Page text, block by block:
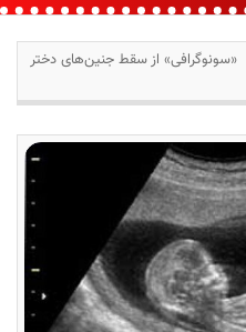
«سونوگرافی» از سقط جنین‌های دختر